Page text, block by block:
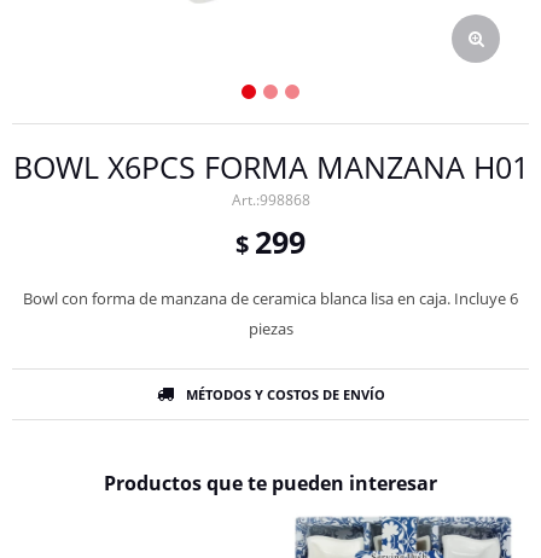
BOWL X6PCS FORMA MANZANA H01
998868
$ 299
Bowl con forma de manzana de ceramica blanca lisa en caja. Incluye 6
piezas
MÉTODOS Y COSTOS DE ENVÍO
Productos que te pueden interesar